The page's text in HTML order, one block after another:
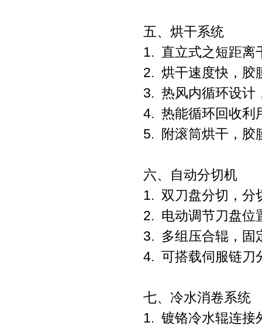
五、烘干系统
1. 直立式之短距离
2. 烘干速度快，胶
3. 热风内循环设计
4. 热能循环回收利
5. 附滚筒烘干，胶
六、自动分切机
1. 双刀盘分切，分
2. 电动调节刀盘位
3. 多组压合辊，固
4. 可搭载伺服链刀
七、冷水消卷系统
1. 镀铬冷水辊连接